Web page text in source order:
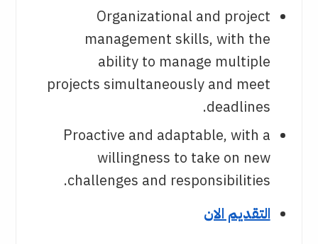
Organizational and project
management skills, with the
ability to manage multiple
projects simultaneously and meet
deadlines.
Proactive and adaptable, with a
willingness to take on new
challenges and responsibilities.
التقديم الان